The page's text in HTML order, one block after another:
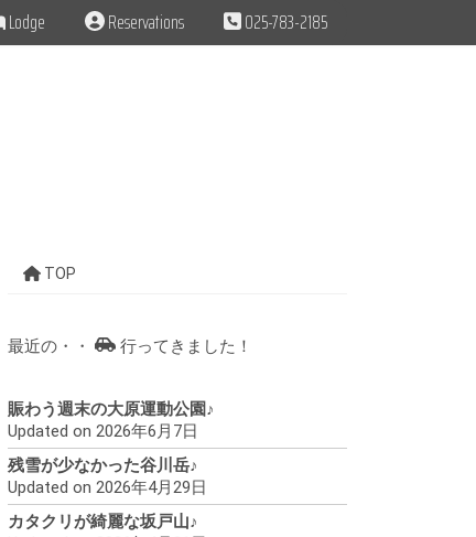
Lodge Reservations 025-783-2185
TOP
最近の・・ 行ってきました！
賑わう週末の大原運動公園♪
Updated on 2026年6月7日
残雪が少なかった谷川岳♪
Updated on 2026年4月29日
カタクリが綺麗な坂戸山♪